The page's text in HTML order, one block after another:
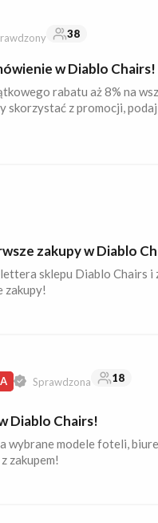
38
w Diablo Chairs!
rabatu aż 8% na
skorzystać z promocji,
zakupy w Diablo
sklepu Diablo Chairs i
zakupy!
Sprawdzona 18
Diablo Chairs!
wybrane modele foteli,
zakupem!